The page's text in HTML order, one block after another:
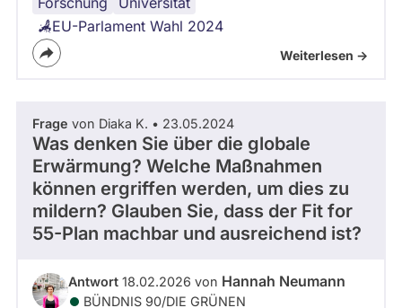
EU-Parlament Wahl 2024
Weiterlesen ->
Frage von Diaka K. • 23.05.2024
Was denken Sie über die globale
Erwärmung? Welche Maßnahmen
können ergriffen werden, um dies zu
mildern? Glauben Sie, dass der Fit for
55-Plan machbar und ausreichend ist?
Antwort 18.02.2026 von Hannah Neumann
BÜNDNIS 90/­DIE GRÜNEN